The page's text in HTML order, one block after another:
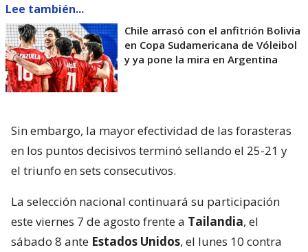
Lee también...
Chile arrasó con el anfitrión Bolivia
en Copa Sudamericana de Vóleibol
y ya pone la mira en Argentina
Sin embargo, la mayor efectividad de las forasteras
en los puntos decisivos terminó sellando el 25-21 y
el triunfo en sets consecutivos.
La selección nacional continuará su participación
este viernes 7 de agosto frente a Tailandia, el
sábado 8 ante Estados Unidos, el lunes 10 contra